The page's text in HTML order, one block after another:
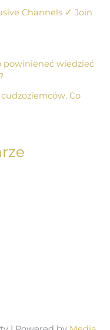
Channels ✓ Join
powinieneć wiedzieć
Co